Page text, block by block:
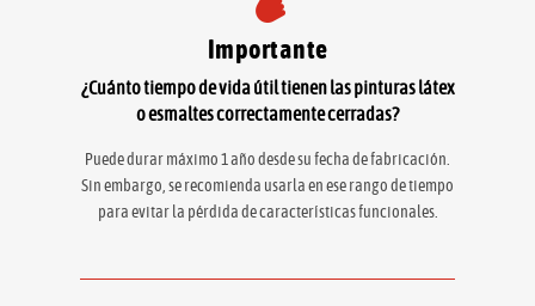
Importante
¿Cuánto tiempo de vida útil tienen las pinturas látex
o esmaltes correctamente cerradas?
Puede durar máximo 1 año desde su fecha de fabricación.
Sin embargo, se recomienda usarla en ese rango de tiempo
para evitar la pérdida de características funcionales.